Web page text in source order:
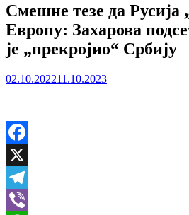
Смешне тезе да Русија
Европу: Захарова
је „прекројио“ Србију
02.10.202211.10.2023
Facebook
X
Telegram